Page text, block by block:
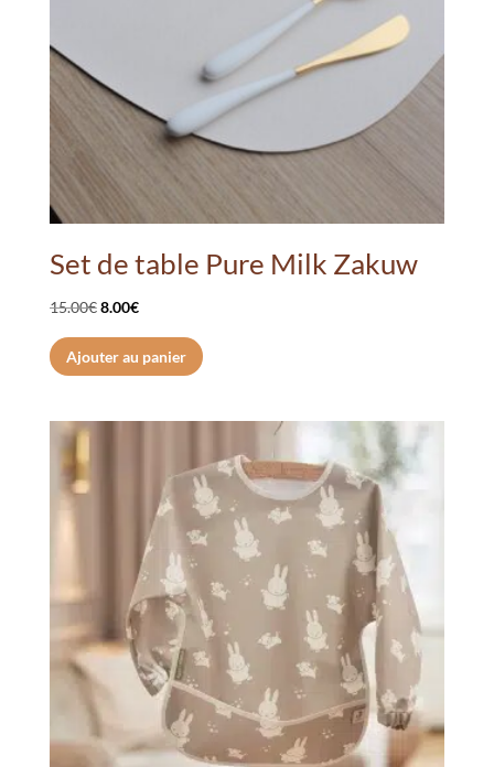
Set de table Pure Milk Zakuw
15.00€Le
prix
initial
15.00€.
8.00€Le
prix
actuel
8.00€.
Ajouter au panier